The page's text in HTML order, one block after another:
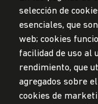
Privacidad de datos
Mesa de partes
© Universidad de
Todos los derechos
Diseñado por
selección de
esenciales, que
web; cookies
facilidad de uso al
rendimiento, que
agregados sobre
cookies de